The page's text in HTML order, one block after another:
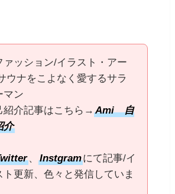
ァッション/イラスト・アー
ウナをこよなく愛するサラ
マン
紹介記事はこちら→Ami 自
介
、Instgramにて記事/イ
ト更新、色々と発信していま